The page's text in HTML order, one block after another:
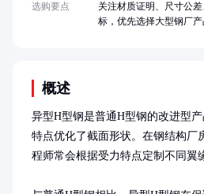
概述
异型H型钢是普通H型钢的改进型
特点优化了截面形状。在钢结构厂
程师常会根据受力特点定制不同翼
选购要点
关注材质证明、尺寸公
标，优先选择大型钢厂产